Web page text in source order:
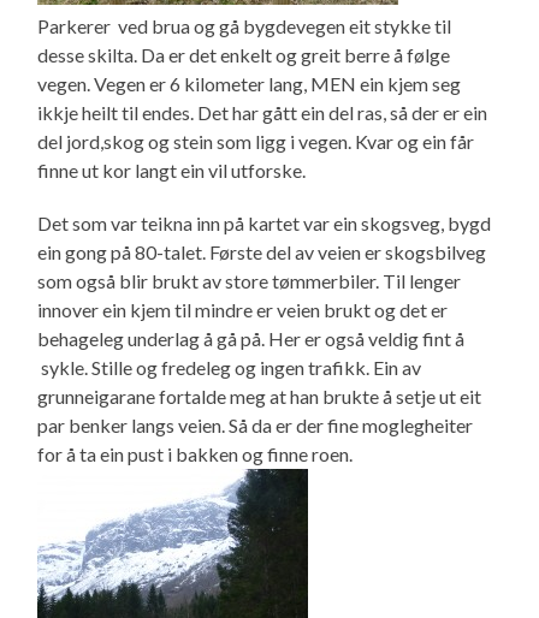
Parkerer ved brua og gå bygdevegen eit stykke til
desse skilta. Da er det enkelt og greit berre å følge
vegen. Vegen er 6 kilometer lang, MEN ein kjem seg
ikkje heilt til endes. Det har gått ein del ras, så der er ein
del jord,skog og stein som ligg i vegen. Kvar og ein får
finne ut kor langt ein vil utforske.
Det som var teikna inn på kartet var ein skogsveg, bygd
ein gong på 80-talet. Første del av veien er skogsbilveg
som også blir brukt av store tømmerbiler. Til lenger
innover ein kjem til mindre er veien brukt og det er
behageleg underlag å gå på. Her er også veldig fint å
sykle. Stille og fredeleg og ingen trafikk. Ein av
grunneigarane fortalde meg at han brukte å setje ut eit
par benker langs veien. Så da er der fine moglegheiter
for å ta ein pust i bakken og finne roen.